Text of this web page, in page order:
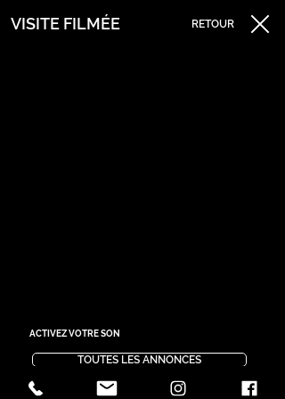
VISITE FILMÉE RETOUR
ACTIVEZ VOTRE SON
TOUTES LES ANNONCES